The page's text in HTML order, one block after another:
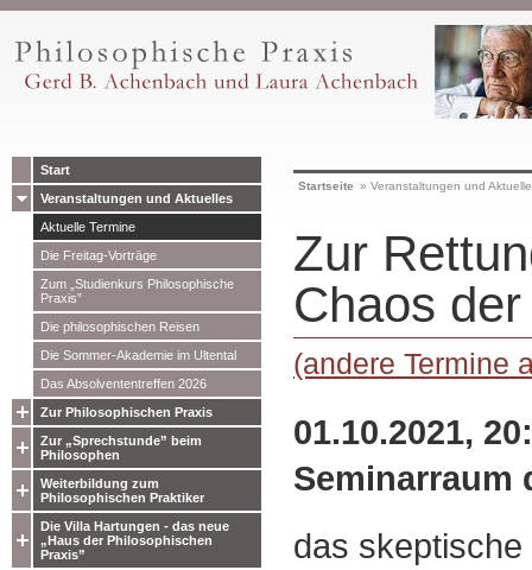
Start
Veranstaltungen und Aktuelles
Aktuelle Termine
Die Freitag-Vorträge
Zum „Studienkurs Philosophische
Praxis”
Die philosophischen Reisen
Die Sommer-Akademie im Ultental
Das Absolvententreffen 2026
Zur Philosophischen Praxis
Zur „Sprechstunde” beim
Philosophen
Weiterbildung zum
Philosophischen Praktiker
Die Villa Hartungen - das neue
„Haus der Philosophischen
Praxis”
Startseite » Veranstaltungen und
Zur
Chaos
(andere Termine
01.10.2021,
Seminarraum
das